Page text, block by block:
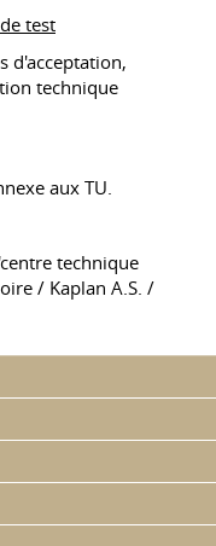
test
d'acceptation,
technique
aux TU.
technique
/ Kaplan A.S. /